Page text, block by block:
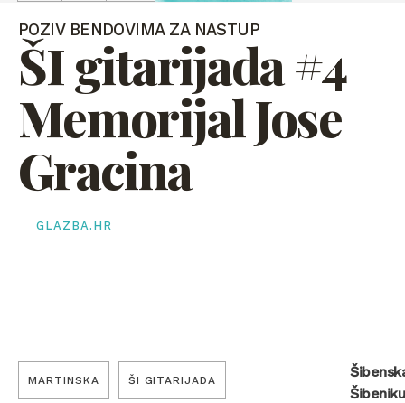
POZIV BENDOVIMA ZA NASTUP
ŠI gitarijada #4
Memorijal Jose
Gracina
GLAZBA.HR
MARTINSKA ŠI GITARIJADA